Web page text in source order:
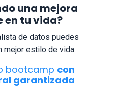
una mejora
tu vida?
de datos puedes
mejor estilo de vida.
bootcamp con
garantizada